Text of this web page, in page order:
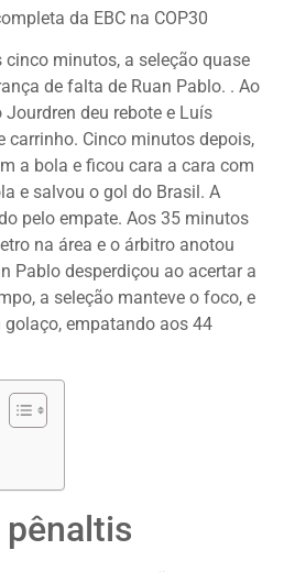
da EBC na COP30
minutos, a seleção quase
de falta de Ruan Pablo. . Ao
deu rebote e Luís
carrinho. Cinco minutos depois,
a bola e ficou cara a cara com
e salvou o gol do Brasil. A
pelo empate. Aos 35 minutos
na área e o árbitro anotou
Pablo desperdiçou ao acertar a
a seleção manteve o foco, e
empatando aos 44
pênaltis